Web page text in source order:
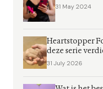
31 May 2024
Heartstopper
deze serie
31 July 2026